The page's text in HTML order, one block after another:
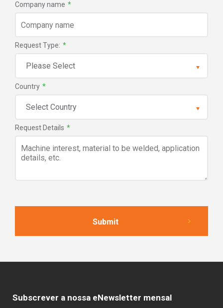
Company name *
Request Type: *
Country *
Request Details *
Subscrever a nossa eNewsletter mensal